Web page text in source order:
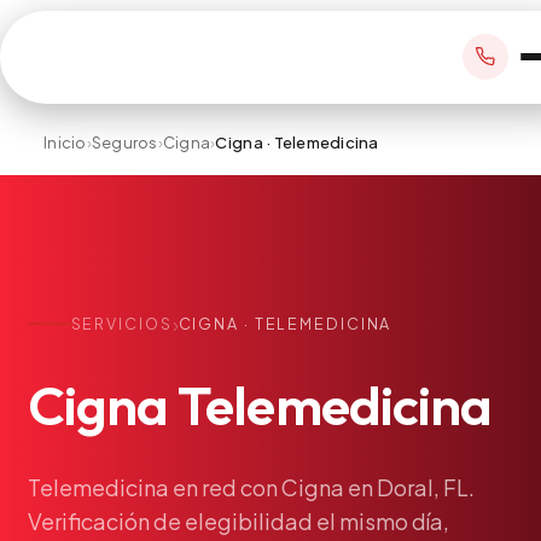
Atención el Mismo Día
Psiquiatría
Telemedicina
Lun–Vie 8:30AM–4:30PM · Sáb con cita
Inicio›Seguros›Cigna›Cigna · Telemedicina
SERVICIOS ›CIGNA · TELEMEDICINA
CignaTelemedicina
Telemedicina en red conCigna en Doral, FL.
Verificaciónde elegibilidad el mismodía,